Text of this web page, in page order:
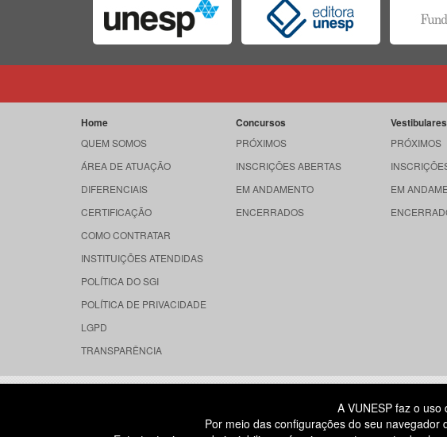
Home
QUEM SOMOS
ÁREA DE ATUAÇÃO
DIFERENCIAIS
CERTIFICAÇÃO
COMO CONTRATAR
INSTITUIÇÕES ATENDIDAS
POLÍTICA DO SGI
POLÍTICA DE PRIVACIDADE
LGPD
TRANSPARÊNCIA
Concursos
PRÓXIMOS
INSCRIÇÕES ABERTAS
EM ANDAMENTO
ENCERRADOS
Vestibulares
PRÓXIMOS
EM
RUA DONA GERMAINE BURCHARD, 515
ÁGUA BRANCA - SÃO PAULO SP
CEP: 05002-062
A VUNESP faz o
Por meio das configurações do seu